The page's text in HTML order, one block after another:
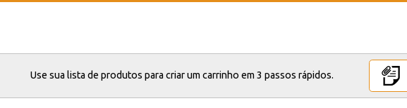
Use sua lista de produtos para criar um carrinho em 3 passos rápidos.